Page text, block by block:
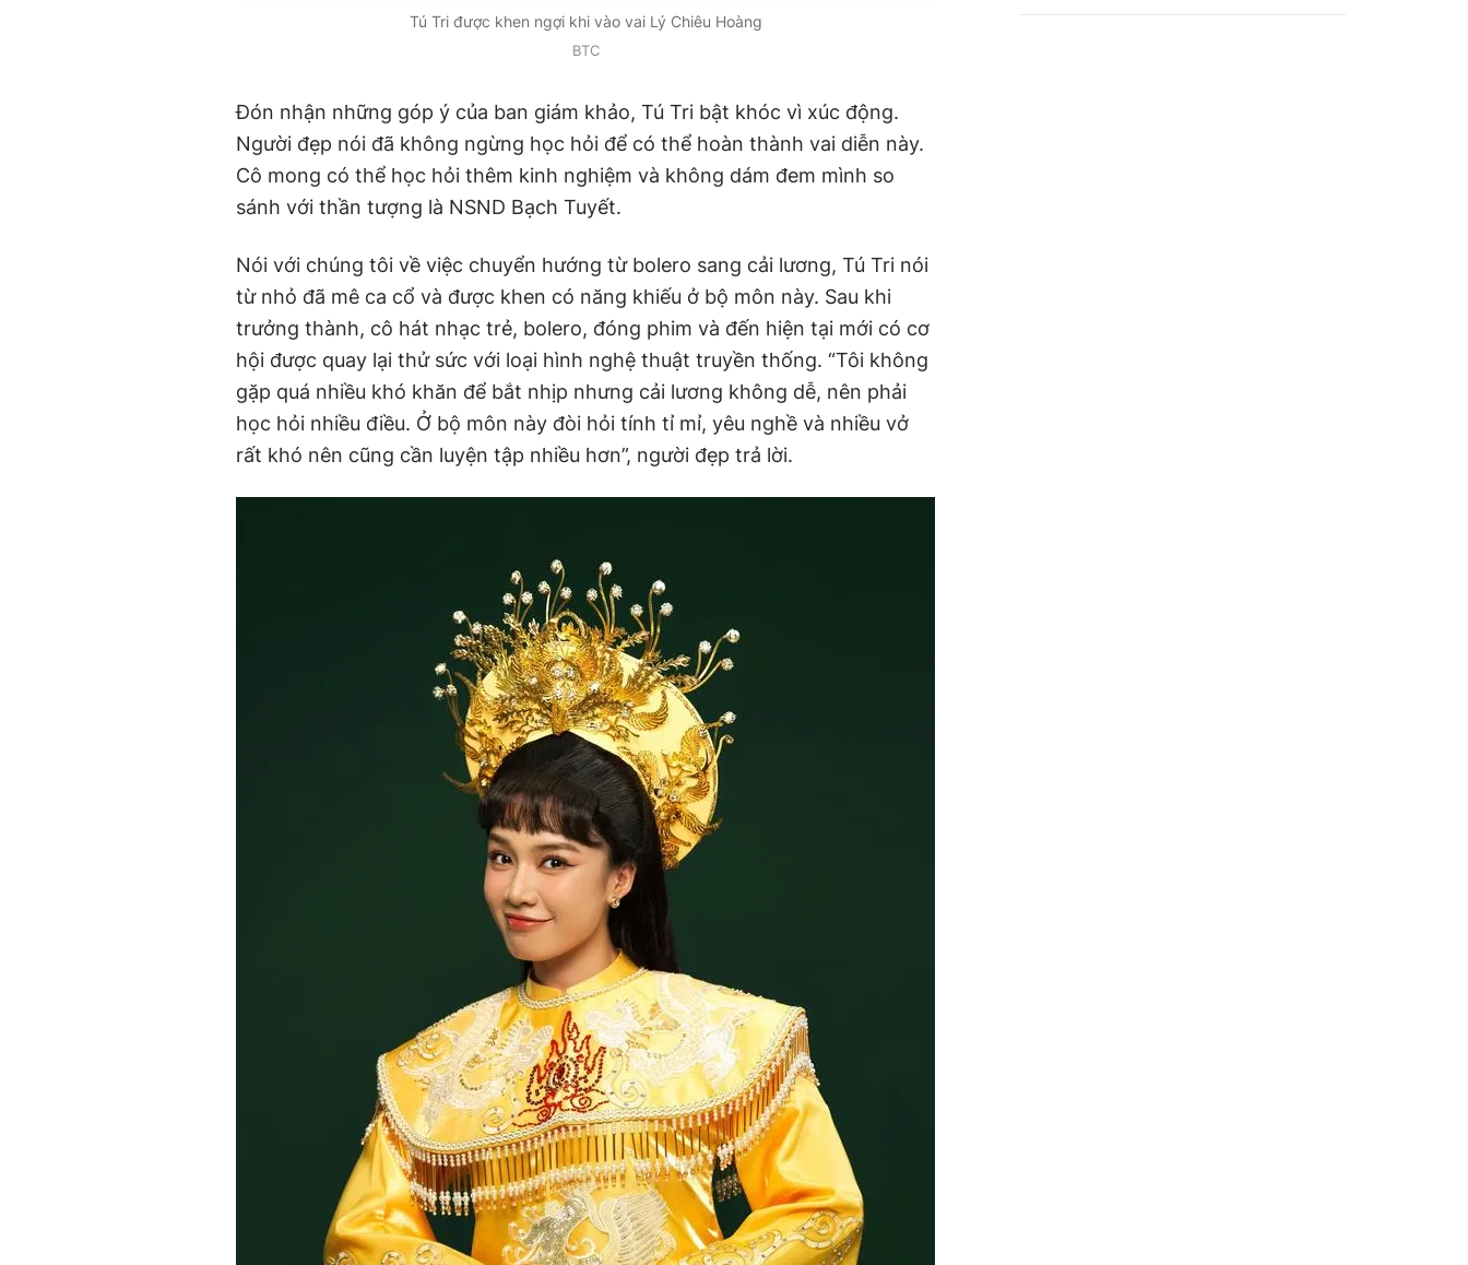
Tú Tri được khen ngợi khi vào vai Lý Chiêu Hoàng
BTC
Đón nhận những góp ý của ban giám khảo, Tú Tri bật khóc vì xúc động.
Người đẹp nói đã không ngừng học hỏi để có thể hoàn thành vai diễn này.
Cô mong có thể học hỏi thêm kinh nghiệm và không dám đem mình so
sánh với thần tượng là NSND Bạch Tuyết.
Nói với chúng tôi về việc chuyển hướng từ bolero sang cải lương, Tú Tri nói
từ nhỏ đã mê ca cổ và được khen có năng khiếu ở bộ môn này. Sau khi
trưởng thành, cô hát nhạc trẻ, bolero, đóng phim và đến hiện tại mới có cơ
hội được quay lại thử sức với loại hình nghệ thuật truyền thống. “Tôi không
gặp quá nhiều khó khăn để bắt nhịp nhưng cải lương không dễ, nên phải
học hỏi nhiều điều. Ở bộ môn này đòi hỏi tính tỉ mỉ, yêu nghề và nhiều vở
rất khó nên cũng cần luyện tập nhiều hơn”, người đẹp trả lời.